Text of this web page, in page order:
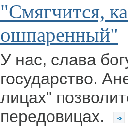
"Смягчится,
ошпаренный"
У нас, слава
государство.
лицах"
передовицах.